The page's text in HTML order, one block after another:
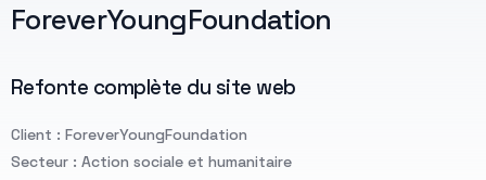
ForeverYoungFoundation
Refonte complète du site web
Client : ForeverYoungFoundation
Secteur : Action sociale et humanitaire